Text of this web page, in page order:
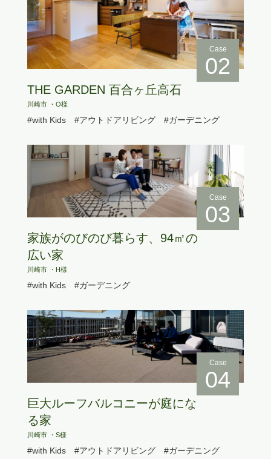
Case
02
THE GARDEN 百合ヶ丘高石
川崎市 ・O様
#with Kids #アウトドアリビング #ガーデニング
Case
03
家族がのびのび暮らす、94㎡の
広い家
川崎市 ・H様
#with Kids #ガーデニング
Case
04
巨大ルーフバルコニーが庭にな
る家
川崎市 ・S様
#with Kids #アウトドアリビング #ガーデニング